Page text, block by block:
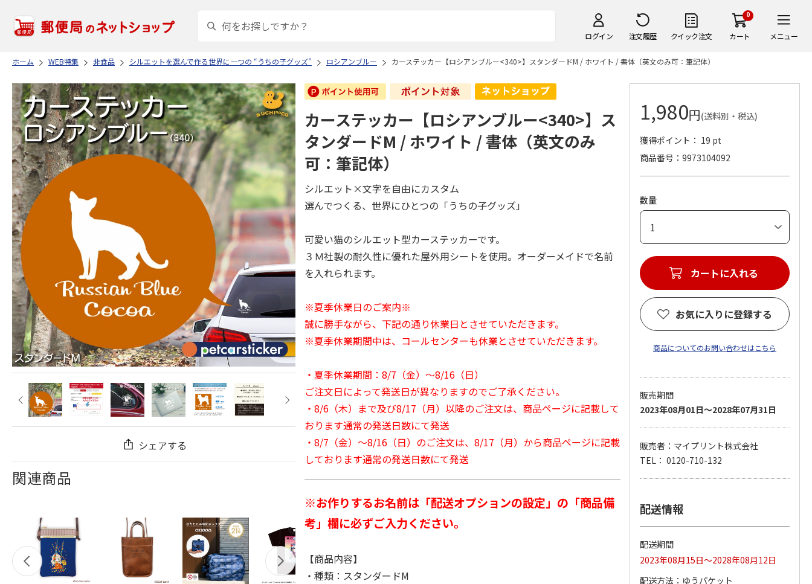
ログイン 注文履歴 クイック注文
0
カート メニュー
ホーム WEB特集 非食品 シルエットを選んで作る世界に一つの “うちの子グッズ” ロシアンブルー カーステッカー【ロシアンブルー<340>】スタンダードM / ホワイト / 書体（英文のみ可：筆記体）
シェアする
関連商品
カーステッカー【ロシアンブルー<340>】ス
タンダードM / ホワイト / 書体（英文のみ
可：筆記体）
シルエット×文字を自由にカスタム
選んでつくる、世界にひとつの「うちの子グッズ」
可愛い猫のシルエット型カーステッカーです。
３Ｍ社製の耐久性に優れた屋外用シートを使用。オーダーメイドで名前
を入れられます。
※夏季休業日のご案内※
誠に勝手ながら、下記の通り休業日とさせていただきます。
※夏季休業期間中は、コールセンターも休業とさせていただきます。
・夏季休業期間：8/7（金）～8/16（日）
ご注文日によって発送日が異なりますのでご了承ください。
・8/6（木）まで及び8/17（月）以降のご注文は、商品ページに記載して
おります通常の発送日数にて発送
・8/7（金）～8/16（日）のご注文は、8/17（月）から商品ページに記載
しております通常の発送日数にて発送
※お作りするお名前は「配送オプションの設定」の「商品備
考」欄に必ずご入力ください。
【商品内容】
・種類：スタンダードM
1,980円(送料別・税込)
獲得ポイント： 19 pt
商品番号
9973104092
数量
カートに入れる
お気に入りに登録する
商品についてのお問い合わせはこちら
販売期間
2023年08月01日～2028年07月31日
販売者：マイプリント株式会社
TEL： 0120-710-132
配送情報
配送期間
2023年08月15日～2028年08月12日
配送方法
ゆうパケット